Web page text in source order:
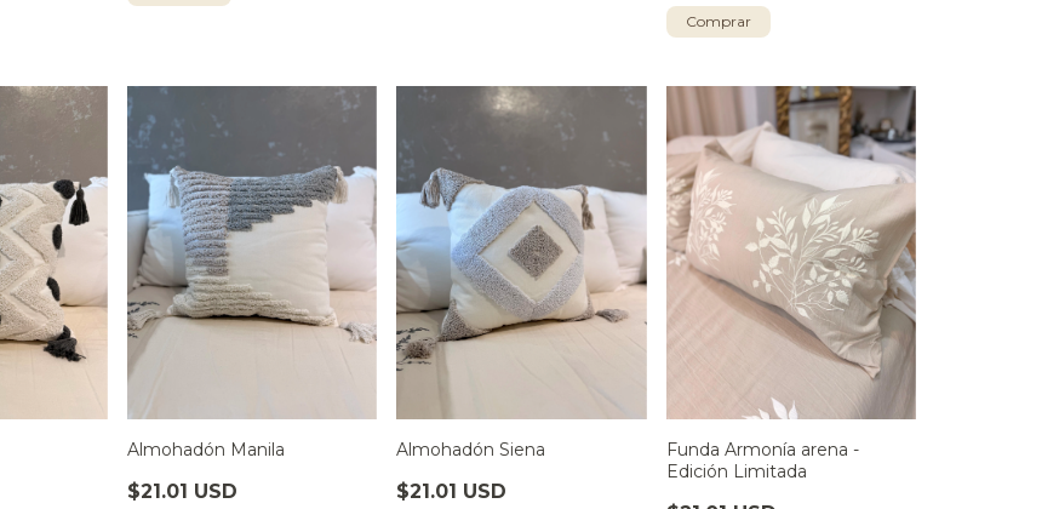
Comprar
Almohadón Manila
$21.01 USD
Almohadón Siena
$21.01 USD
Funda Armonía arena -
Edición Limitada